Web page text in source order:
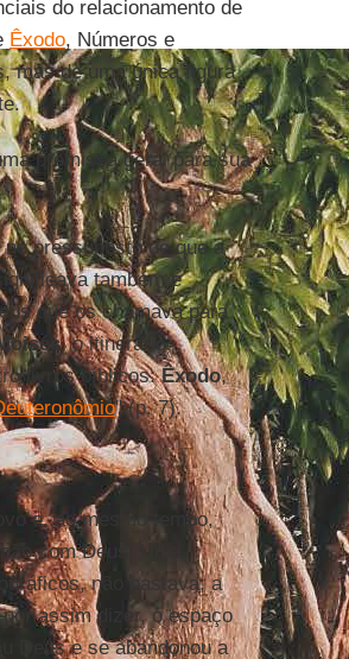
do relacionamento de
Êxodo, Números e
mas de uma única figura
premissa geral para sua
pressuposto de que a
também e
que os chamava para
, o itinerário
livros bíblicos:Êxodo,
" (p. 7).
e, ao mesmo tempo,
com Deus. Uma
não bastava; a
assim dizer, o espaço
Deus e se abandonou a